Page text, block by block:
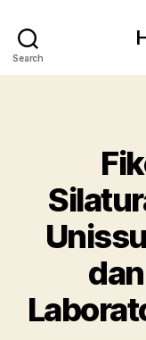
Search